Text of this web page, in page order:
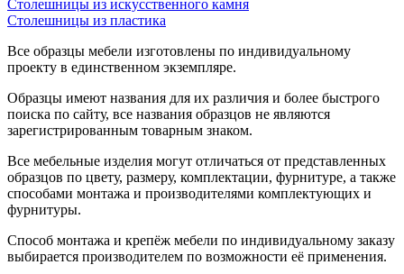
Столешницы из искусственного камня
Столешницы из пластика
Все образцы мебели изготовлены по индивидуальному
проекту в единственном экземпляре.
Образцы имеют названия для их различия и более быстрого
поиска по сайту, все названия образцов не являются
зарегистрированным товарным знаком.
Все мебельные изделия могут отличаться от представленных
образцов по цвету, размеру, комплектации, фурнитуре, а также
способами монтажа и производителями комплектующих и
фурнитуры.
Способ монтажа и крепёж мебели по индивидуальному заказу
выбирается производителем по возможности её применения.